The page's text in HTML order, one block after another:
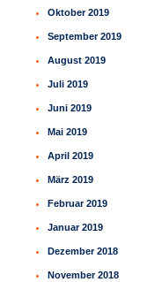
Oktober 2019
September 2019
August 2019
Juli 2019
Juni 2019
Mai 2019
April 2019
März 2019
Februar 2019
Januar 2019
Dezember 2018
November 2018